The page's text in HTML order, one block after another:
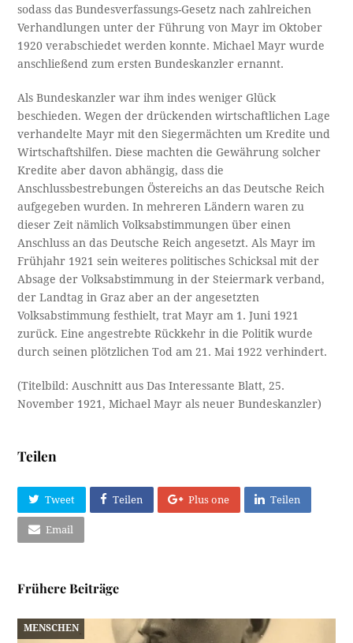
sodass das Bundesverfassungs-Gesetz nach zahlreichen
Verhandlungen unter der Führung von Mayr im Oktober
1920 verabschiedet werden konnte. Michael Mayr wurde
anschließend zum ersten Bundeskanzler ernannt.
Als Bundeskanzler war ihm indes weniger Glück
beschieden. Wegen der drückenden wirtschaftlichen Lage
verhandelte Mayr mit den Siegermächten um Kredite und
Wirtschaftshilfen. Diese machten die Gewährung solcher
Kredite aber davon abhängig, dass die
Anschlussbestrebungen Östereichs an das Deutsche Reich
aufgegeben wurden. In mehreren Ländern waren zu
dieser Zeit nämlich Volksabstimmungen über einen
Anschluss an das Deutsche Reich angesetzt. Als Mayr im
Frühjahr 1921 sein weiteres politisches Schicksal mit der
Absage der Volksabstimmung in der Steiermark verband,
der Landtag in Graz aber an der angesetzten
Volksabstimmung festhielt, trat Mayr am 1. Juni 1921
zurück. Eine angestrebte Rückkehr in die Politik wurde
durch seinen plötzlichen Tod am 21. Mai 1922 verhindert.
(Titelbild: Auschnitt aus Das Interessante Blatt, 25.
November 1921, Michael Mayr als neuer Bundeskanzler)
Teilen
Tweet Teilen Plus one Teilen
Email
Frühere Beiträge
MENSCHEN